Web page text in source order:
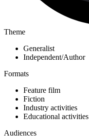
Theme
Generalist
Independent/Author
Formats
Feature film
Fiction
Industry activities
Educational activities
Audiences